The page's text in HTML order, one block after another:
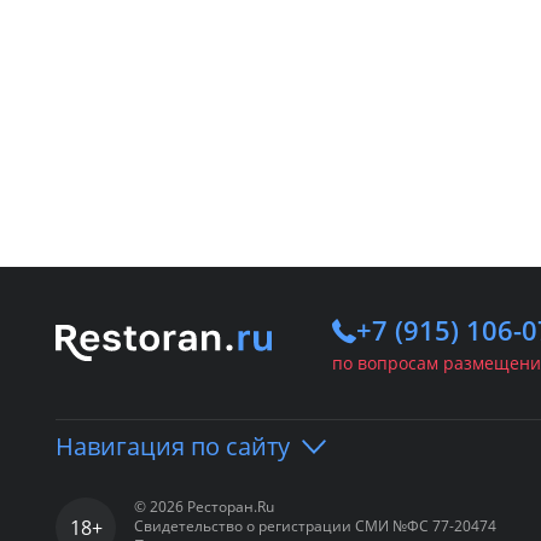
+7 (915) 106-
по вопросам
Навигация по сайту
18+
© 2026 Ресторан.Ru
Свидетельство о регистрации СМИ №ФС 77-20474